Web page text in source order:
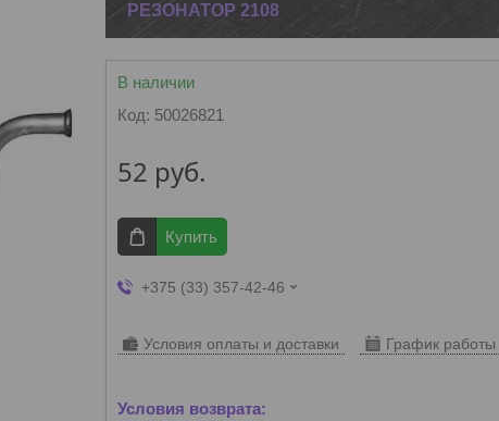
РЕЗОНАТОР 2108
В наличии
Код: 50026821
52 руб.
Купить
+375 (33) 357-42-46
Условия оплаты и доставки График работы